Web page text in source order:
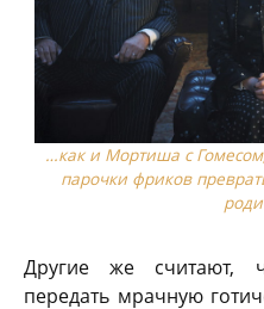
…как и Мортиша с
парочки фриков
Другие же считают,
передать мрачную